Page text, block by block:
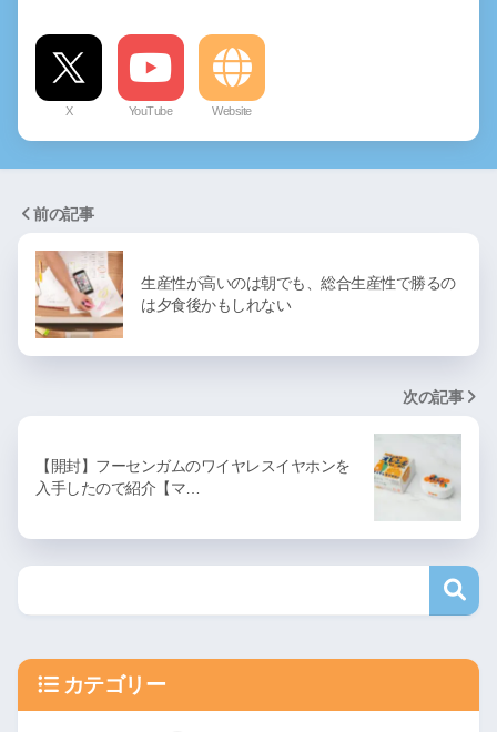
X YouTube Website
前の記事
生産性が高いのは朝でも、総合生産性で勝るの
は夕食後かもしれない
次の記事
【開封】フーセンガムのワイヤレスイヤホンを
入手したので紹介【マ…
カテゴリー